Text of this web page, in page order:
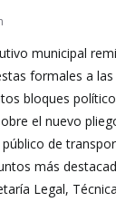
municipal
formales a
bloques
el nuevo
de
más
Legal,